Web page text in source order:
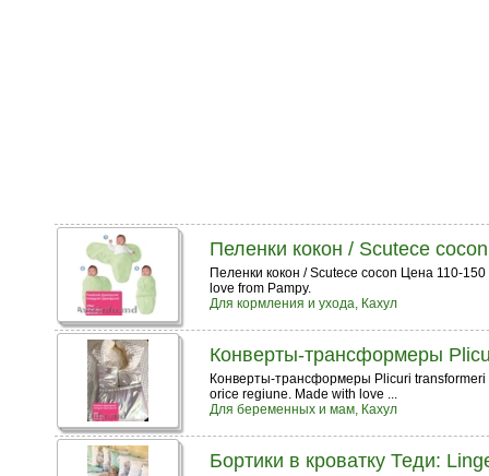
Пеленки кокон / Scutece cocon
Пеленки кокон / Scutece cocon Цена 110-
love from Pampy.
Для кормления и ухода, Кахул
Конверты-трансформеры
Конверты-трансформеры Plicuri
orice regiune. Made with love ...
Для беременных и мам, Кахул
Бортики в кроватку Теди: